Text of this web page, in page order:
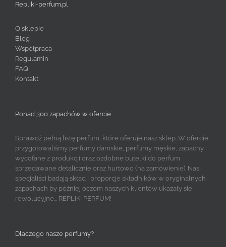
Repliki-perfum.pl
O sklepie
Blog
Współpraca
Regulamin
FAQ
Kontakt
Ponad 300 zapachów w ofercie
Sprawdź pełną listę perfum, które oferuje nasz sklep. W ofercie
przygotowaliśmy perfumy damskie, perfumy męskie, zapachy
wycofane z produkcji oraz ozdobne butelki do perfum
sprzedawane detalicznie oraz hurtowo (na zamówienie). Nasi
specjaliści badają skład i proporcje składników w oryginalnych
zapachach by później oczom naszych klientów ukazały się
rewolucyjne... REPLIKI PERFUM!
Dlaczego nasze perfumy?